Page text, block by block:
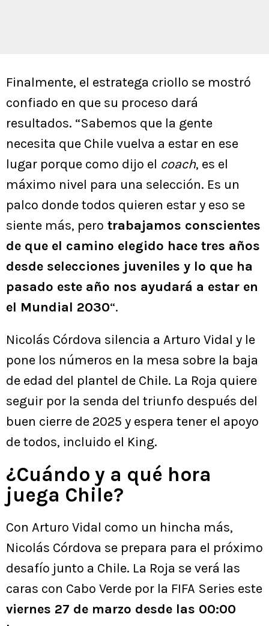
Finalmente, el estratega criollo se mostró
confiado en que su proceso dará
resultados. “Sabemos que la gente
necesita que Chile vuelva a estar en ese
lugar porque como dijo el coach, es el
máximo nivel para una selección. Es un
palco donde todos quieren estar y eso se
siente más, pero trabajamos conscientes
de que el camino elegido hace tres años
desde selecciones juveniles y lo que ha
pasado este año nos ayudará a estar en
el Mundial 2030“.
Nicolás Córdova silencia a Arturo Vidal y le
pone los números en la mesa sobre la baja
de edad del plantel de Chile. La Roja quiere
seguir por la senda del triunfo después del
buen cierre de 2025 y espera tener el apoyo
de todos, incluido el King.
¿Cuándo y a qué hora
juega Chile?
Con Arturo Vidal como un hincha más,
Nicolás Córdova se prepara para el próximo
desafío junto a Chile. La Roja se verá las
caras con Cabo Verde por la FIFA Series este
viernes 27 de marzo desde las 00:00